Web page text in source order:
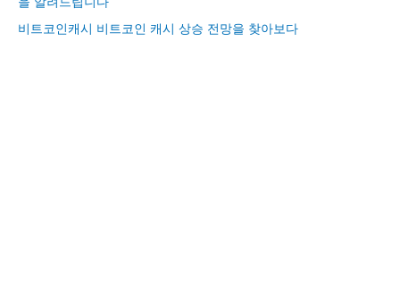
비트코인캐시 비트코인 캐시 상승 전망을 찾아보다